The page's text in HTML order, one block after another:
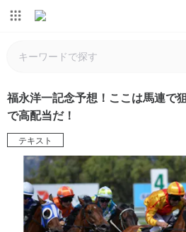
福永洋一記念予想！ここは馬連で
で高配当だ！
テキスト